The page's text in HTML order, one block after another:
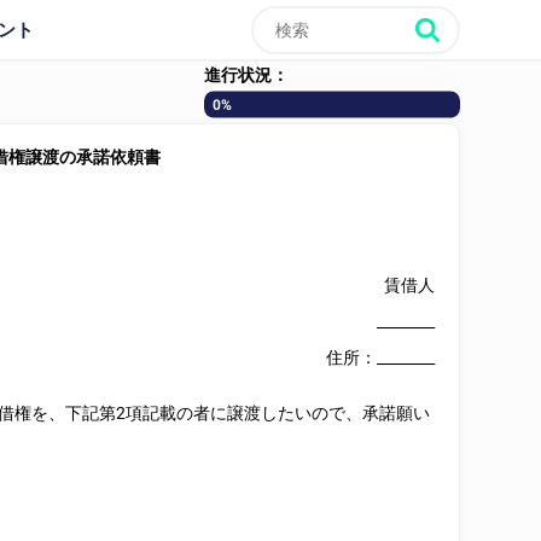
ト
進行状況：
0%
権譲渡の承諾依頼書
賃借人
住所：
権を、下記第2項記載の者に譲渡したいので、承諾願い